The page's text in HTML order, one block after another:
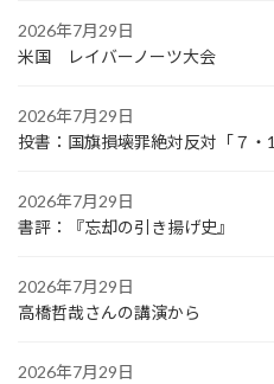
2026年7月29日
米国 レイバーノーツ大会
2026年7月29日
投書：国旗損壊罪絶対反対「７
2026年7月29日
書評：『忘却の引き揚げ史』
2026年7月29日
高橋哲哉さんの講演から
2026年7月29日